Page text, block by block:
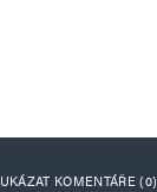
UKÁZAT KOMENTÁŘE (0)